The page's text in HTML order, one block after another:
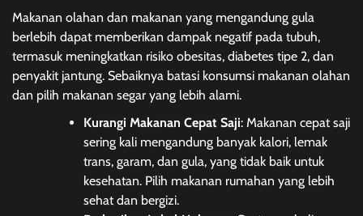
Makanan olahan dan makanan yang mengandung gula
berlebih dapat memberikan dampak negatif pada tubuh,
termasuk meningkatkan risiko obesitas, diabetes tipe 2, dan
penyakit jantung. Sebaiknya batasi konsumsi makanan olahan
dan pilih makanan segar yang lebih alami.
Kurangi Makanan Cepat Saji: Makanan cepat saji
sering kali mengandung banyak kalori, lemak
trans, garam, dan gula, yang tidak baik untuk
kesehatan. Pilih makanan rumahan yang lebih
sehat dan bergizi.